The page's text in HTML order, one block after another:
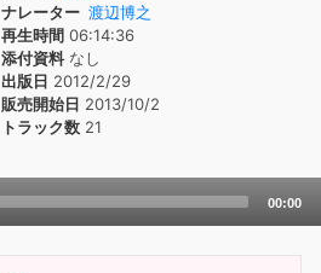
ナレーター 渡辺博之
再生時間 06:14:36
添付資料なし
出版日 2012/2/29
販売開始日 2013/10/2
トラック数 21
00:00